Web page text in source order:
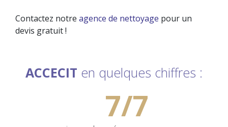
Contactez notre agence de nettoyage pour un
devis gratuit !
ACCECIT en quelques chiffres :
7/7